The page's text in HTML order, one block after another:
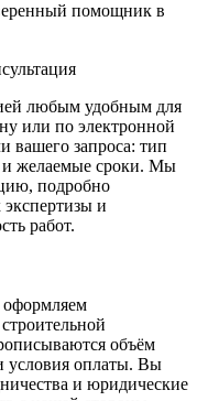
помощник в
любым удобным для
или по электронной
вашего запроса: тип
и желаемые сроки. Мы
подробно
и
работ.
оформляем
объём
условия оплаты. Вы
и юридические